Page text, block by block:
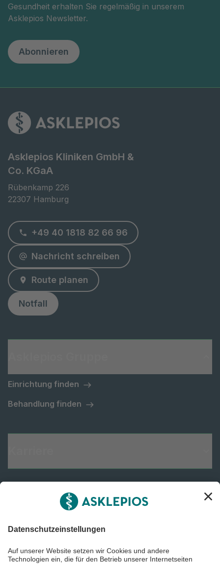
Gesundheit erhalten Sie regelmäßig in unserem
Asklepios Newsletter.
Abonnieren
Asklepios Kliniken GmbH &
Co. KGaA
Rübenkamp 226
22307 Hamburg
+49 40 1818 82 66 96
Nachricht schreiben
Route planen
Notfall
Einrichtung finden
Behandlung finden
Informiert bleiben